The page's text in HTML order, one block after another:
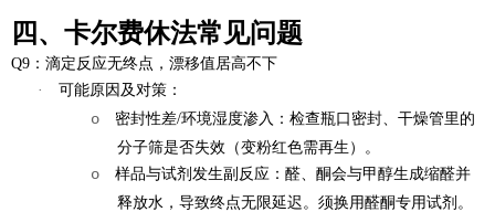
四、卡尔费休法常见问题
Q9：滴定反应无终点，漂移值居高不下
·
可能原因及对策 ：
o 密封性差/环境湿度渗入 ：检查瓶口密封、干燥管里的
分子筛是否失效（变粉红色需再生）。
o 样品与试剂发生副反应 ：醛、酮会与甲醇生成缩醛并
释放水，导致终点无限延迟。须换用醛酮专用试剂。